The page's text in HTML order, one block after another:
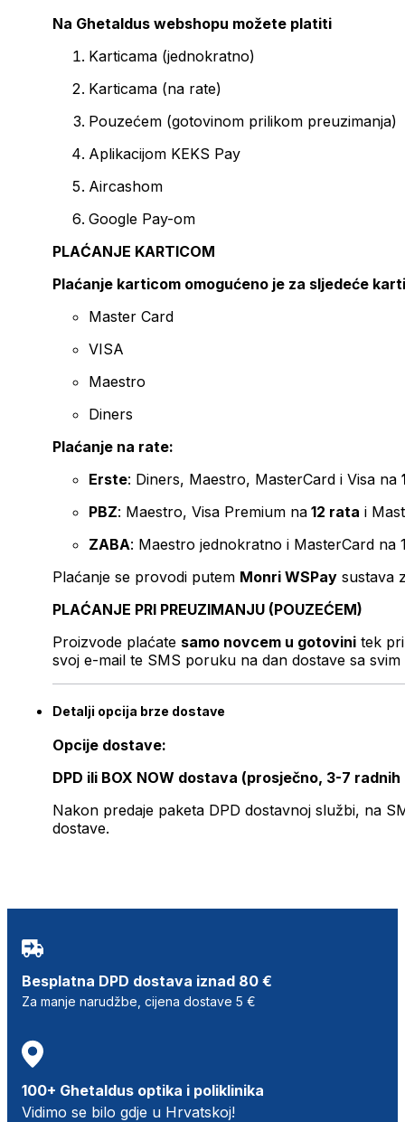
Na Ghetaldus webshopu možete platiti
Karticama (jednokratno)
Karticama (na rate)
Pouzećem (gotovinom prilikom preuzimanja)
Aplikacijom KEKS Pay
Aircashom
Google Pay-om
PLAĆANJE KARTICOM
Plaćanje karticom omogućeno je za sljedeće
Master Card
VISA
Maestro
Diners
Plaćanje na rate:
Erste: Diners, Maestro, MasterCard i Visa na
PBZ: Maestro, Visa Premium na 12 rata i
ZABA: Maestro jednokratno i MasterCard na
Plaćanje se provodi putem Monri WSPay sustava
PLAĆANJE PRI PREUZIMANJU (POUZEĆEM)
Proizvode plaćate samo novcem u gotovini tek
svoj e-mail te SMS poruku na dan dostave sa svim
Detalji opcija brze dostave
Opcije dostave:
DPD ili BOX NOW dostava (prosječno, 3-7 radnih
Nakon predaje paketa DPD dostavnoj službi, na
dostave.
Besplatna DPD dostava iznad 80 €
Za manje narudžbe, cijena dostave 5 €
100+ Ghetaldus optika i poliklinika
Vidimo se bilo gdje u Hrvatskoj!